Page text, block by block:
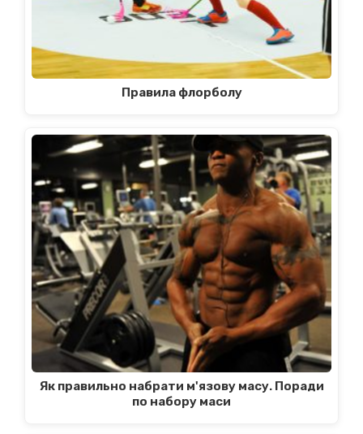
Правила флорболу
Як правильно набрати м'язову масу. Поради
по набору маси